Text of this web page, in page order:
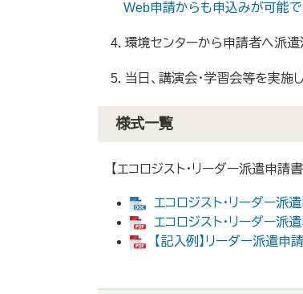
Web申請からも申込みが可能で
4．環境センターから申請者へ派遣
5．当日、講演会・学習会等を実施し
様式一覧
【エコロジスト・リーダー派遣申請書
エコロジスト・リーダー派
エコロジスト・リーダー派
【記入例】リーダー派遣申